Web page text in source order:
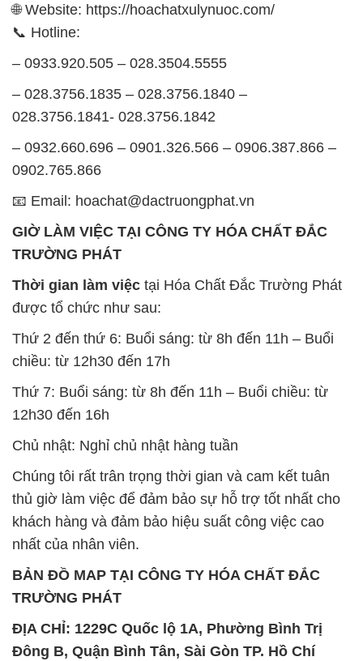
🌐 Website: https://hoachatxulynuoc.com/
📞 Hotline:
– 0933.920.505 – 028.3504.5555
– 028.3756.1835 – 028.3756.1840 –
028.3756.1841- 028.3756.1842
– 0932.660.696 – 0901.326.566 – 0906.387.866 –
0902.765.866
📧 Email: hoachat@dactruongphat.vn
GIỜ LÀM VIỆC TẠI CÔNG TY HÓA CHẤT ĐẮC
TRƯỜNG PHÁT
Thời gian làm việc tại Hóa Chất Đắc Trường Phát
được tổ chức như sau:
Thứ 2 đến thứ 6: Buổi sáng: từ 8h đến 11h – Buổi
chiều: từ 12h30 đến 17h
Thứ 7: Buổi sáng: từ 8h đến 11h – Buổi chiều: từ
12h30 đến 16h
Chủ nhật: Nghỉ chủ nhật hàng tuần
Chúng tôi rất trân trọng thời gian và cam kết tuân
thủ giờ làm việc để đảm bảo sự hỗ trợ tốt nhất cho
khách hàng và đảm bảo hiệu suất công việc cao
nhất của nhân viên.
BẢN ĐỒ MAP TẠI CÔNG TY HÓA CHẤT ĐẮC
TRƯỜNG PHÁT
ĐỊA CHỈ: 1229C Quốc lộ 1A, Phường Bình Trị
Đông B, Quận Bình Tân, Sài Gòn TP. Hồ Chí